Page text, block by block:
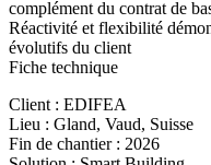
complément du contrat de
Réactivité et flexibilité
évolutifs du client
Fiche technique
Client : EDIFEA
Lieu : Gland, Vaud, Suisse
Fin de chantier : 2026